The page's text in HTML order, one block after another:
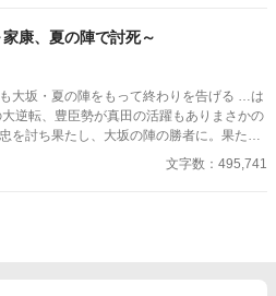
待の星と讃えられることもあった。彼の目
和な時代を創ることにあった。物語は信長
の友情、父との確執、大名との駆け引きを
斎藤道三、明智光秀、羽柴秀吉、徳川家
時代の英傑たちとの交流とともに、一つの
。この物語は、信長の未知なる野望の軌跡
康、夏の陣で討死～
坂・夏の陣をもって終わりを告げる …は
を討ち果たし、大坂の陣の勝者に。果たし
作ることができるのか？ 敗北した徳川勢も
うとするが、徳川に臣従したはずの大名達
文字数：495,741